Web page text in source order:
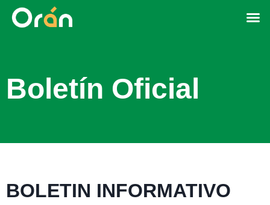
Boletín Oficial
BOLETIN INFORMATIVO